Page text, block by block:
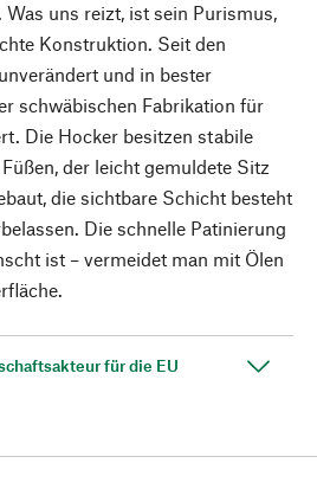
uns reizt, ist sein Purismus,
Konstruktion. Seit den
und in bester
schwäbischen Fabrikation für
Die Hocker besitzen stabile
der leicht gemuldete Sitz
die sichtbare Schicht besteht
Die schnelle Patinierung
ist – vermeidet man mit Ölen
für die EU